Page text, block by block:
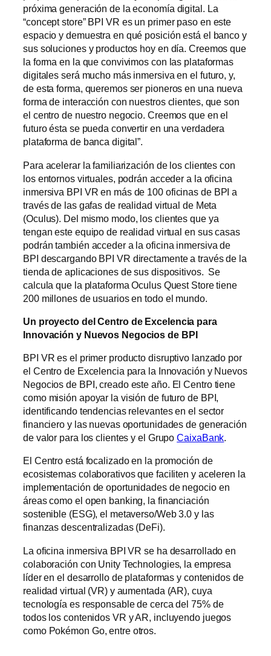
próxima generación de la economía digital. La
“concept store” BPI VR es un primer paso en este
espacio y demuestra en qué posición está el banco y
sus soluciones y productos hoy en día. Creemos que
la forma en la que convivimos con las plataformas
digitales será mucho más inmersiva en el futuro, y,
de esta forma, queremos ser pioneros en una nueva
forma de interacción con nuestros clientes, que son
el centro de nuestro negocio. Creemos que en el
futuro ésta se pueda convertir en una verdadera
plataforma de banca digital”.
Para acelerar la familiarización de los clientes con
los entornos virtuales, podrán acceder a la oficina
inmersiva BPI VR en más de 100 oficinas de BPI a
través de las gafas de realidad virtual de Meta
(Oculus). Del mismo modo, los clientes que ya
tengan este equipo de realidad virtual en sus casas
podrán también acceder a la oficina inmersiva de
BPI descargando BPI VR directamente a través de la
tienda de aplicaciones de sus dispositivos. Se
calcula que la plataforma Oculus Quest Store tiene
200 millones de usuarios en todo el mundo.
Un proyecto del Centro de Excelencia para
Innovación y Nuevos Negocios de BPI
BPI VR es el primer producto disruptivo lanzado por
el Centro de Excelencia para la Innovación y Nuevos
Negocios de BPI, creado este año. El Centro tiene
como misión apoyar la visión de futuro de BPI,
identificando tendencias relevantes en el sector
financiero y las nuevas oportunidades de generación
de valor para los clientes y el GrupoCaixaBank.
El Centro está focalizado en la promoción de
ecosistemas colaborativos que faciliten y aceleren la
implementación de oportunidades de negocio en
áreas como el open banking, la financiación
sostenible (ESG), el metaverso/Web 3.0 y las
finanzas descentralizadas (DeFi).
La oficina inmersiva BPI VR se ha desarrollado en
colaboración con Unity Technologies, la empresa
líder en el desarrollo de plataformas y contenidos de
realidad virtual (VR) y aumentada (AR), cuya
tecnología es responsable de cerca del 75% de
todos los contenidos VR y AR, incluyendo juegos
como Pokémon Go, entre otros.